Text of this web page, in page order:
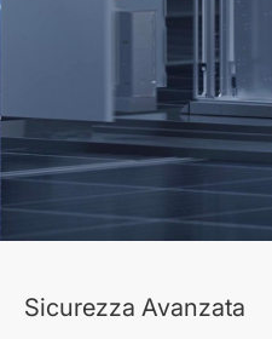
Sicurezza Avanzata